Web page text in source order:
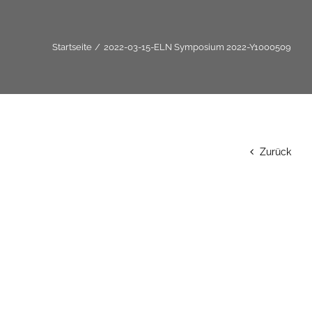
Startseite 2022-03-15-ELN Symposium 2022-Y1000509
Zurück